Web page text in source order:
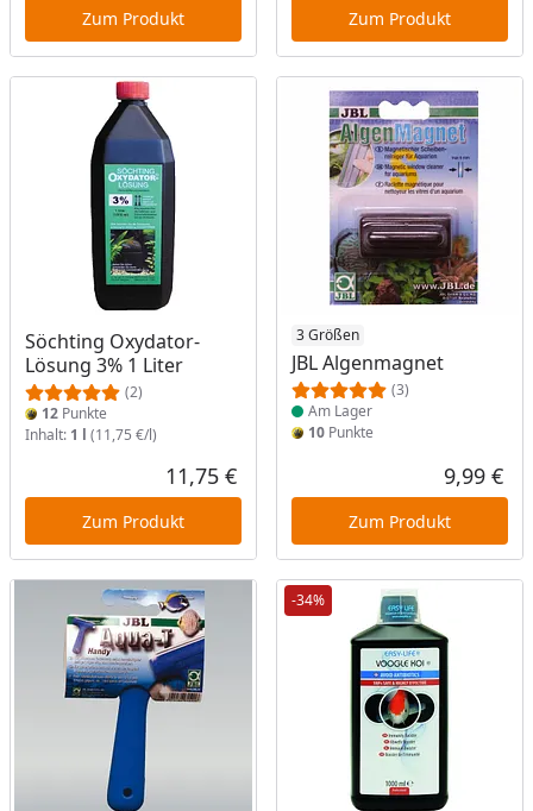
Zum Produkt Zum Produkt
Söchting Oxydator-
Lösung 3% 1 Liter
(2)
12 Punkte
Inhalt: 1 l (11,75 €/l)
Aktueller Preis
11,75 €
Zum Produkt
3 Größen
JBL Algenmagnet
(3)
Produkt am Lager
Am Lager
10Punkte
9,99 €
Zum Produkt
-34%